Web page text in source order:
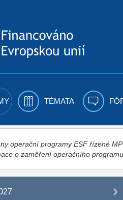
TÉMATA
operační programy ESF řízené
o zaměření operačního programu,